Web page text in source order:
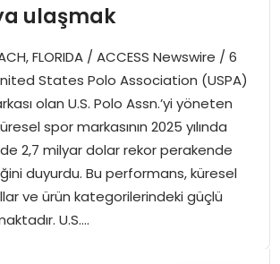
ulaşmak
FLORIDA / ACCESS Newswire / 6
States Polo Association (USPA)
olan U.S. Polo Assn.’yi yöneten
spor markasının 2025 yılında
2,7 milyar dolar rekor perakende
duyurdu. Bu performans, küresel
ve ürün kategorilerindeki güçlü
U.S….